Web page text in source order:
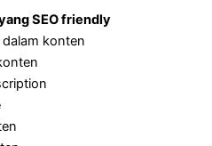
SEO friendly
konten